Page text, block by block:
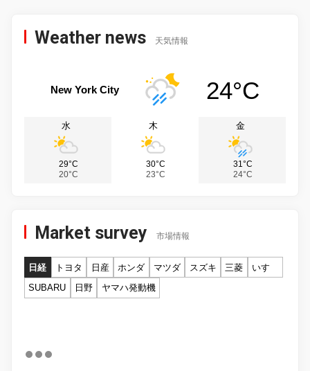
Weather news 天気情報
New York City 24°C
水
29°C
20°C
木
30°C
23°C
金
31°C
24°C
Market survey 市場情報
日経 トヨタ 日産 ホンダ マツダ スズキ 三菱
いすゞ
SUBARU
日野 ヤマハ発動機